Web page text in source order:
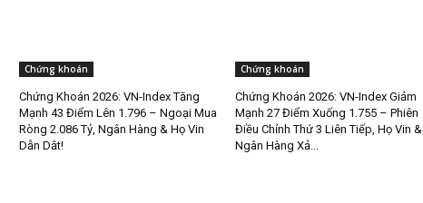
Chứng khoán
Chứng Khoán 2026: VN-Index Tăng
Mạnh 43 Điểm Lên 1.796 – Ngoại Mua
Ròng 2.086 Tỷ, Ngân Hàng & Họ Vin
Dẫn Dắt!
Chứng khoán
Chứng Khoán 2026: VN-Index Giảm
Mạnh 27 Điểm Xuống 1.755 – Phiên
Điều Chỉnh Thứ 3 Liên Tiếp, Họ Vin &
Ngân Hàng Xả...